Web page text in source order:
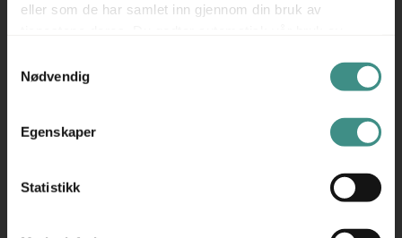
eller som de har samlet inn gjennom din bruk av
Nødvendig
Egenskaper
Statistikk
innovative løsninger innen PC-er, skjermer, servere og
tilbehør. Grunnlagt i 1984 av Michael Dell, har selskapet
etablert seg som en ledende leverandør av pålitelige
produkter for både privatpersoner og bedriftsmarkedet.
Dell kombinerer avansert teknologi med brukervennlig
design og tilbyr alt fra bærbare og stasjonære